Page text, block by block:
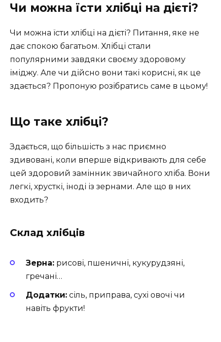
Чи можна їсти хлібці на дієті?
Чи можна їсти хлібці на дієті? Питання, яке не
дає спокою багатьом. Хлібці стали
популярними завдяки своєму здоровому
іміджу. Але чи дійсно вони такі корисні, як це
здається? Пропоную розібратись саме в цьому!
Що таке хлібці?
Здається, що більшість з нас приємно
здивовані, коли вперше відкривають для себе
цей здоровий замінник звичайного хліба. Вони
легкі, хрусткі, іноді із зернами. Але що в них
входить?
Склад хлібців
Зерна: рисові, пшеничні, кукурудзяні,
гречані…
Додатки: сіль, приправа, сухі овочі чи
навіть фрукти!